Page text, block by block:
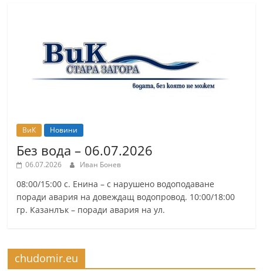
ВиК Новини
Без вода – 06.07.2026
06.07.2026 Иван Бонев
08:00/15:00 с. Енина – с нарушено водоподаване
поради авария на довеждащ водопровод. 10:00/18:00
гр. Казанлък – поради авария на ул.
chudomir.eu